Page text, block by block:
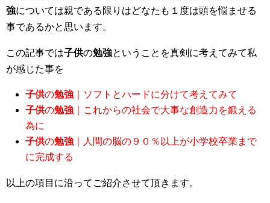
強については親である限りはどなたも１度は頭を悩ませる
事であるかと思います。
この記事では子供の勉強ということを真剣に考えてみて私
が感じた事を
子供の勉強 ｜ソフトとハードに分けて考えてみて
子供の勉強 ｜これからの社会で大事な創造力を鍛える
為に
子供の勉強 ｜人間の脳の９０％以上が小学校卒業まで
に完成する
以上の項目に沿ってご紹介させて頂きます。